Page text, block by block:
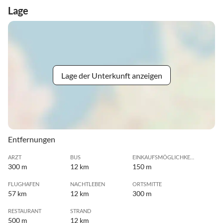
Lage
Lage der Unterkunft anzeigen
Entfernungen
ARZT
300 m
BUS
12 km
EINKAUFSMÖGLICHKEIT
150 m
FLUGHAFEN
57 km
NACHTLEBEN
12 km
ORTSMITTE
300 m
RESTAURANT
500 m
STRAND
12 km